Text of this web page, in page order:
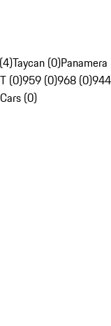
Taycan (0)Panamera
(0)959 (0)968 (0)944
(0)